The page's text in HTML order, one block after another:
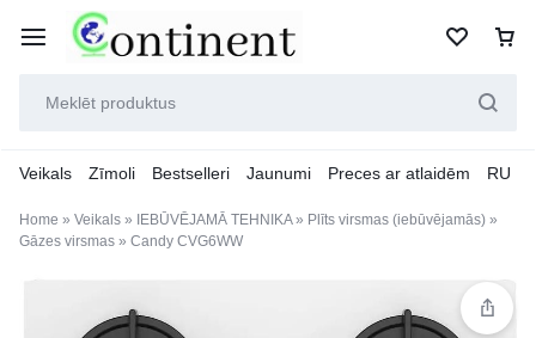
Veikals Zīmoli Bestselleri Jaunumi Preces ar atlaidēm RU
Home » Veikals » IEBŪVĒJAMĀ TEHNIKA» Plīts virsmas (iebūvējamās) »
Gāzes virsmas » Candy CVG6WW